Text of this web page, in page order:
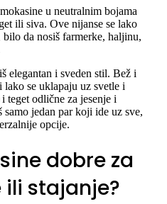
u neutralnim bojama
ili siva. Ove nijanse se lako
da nosiš farmerke, haljinu,
elegantan i sveden stil. Bež i
se uklapaju uz svetle i
teget odlične za jesenje i
jedan par koji ide uz sve,
opcije.
dobre za
ili stajanje?